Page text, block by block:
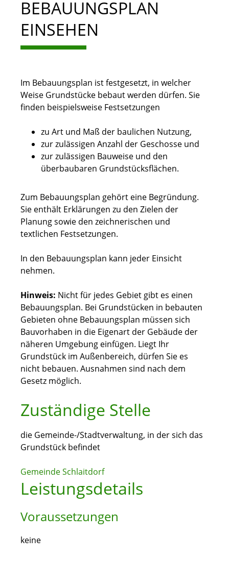
BEBAUUNGSPLAN
EINSEHEN
Im Bebauungsplan ist festgesetzt, in welcher
Weise Grundstücke bebaut werden dürfen. Sie
finden beispielsweise Festsetzungen
zu Art und Maß der baulichen Nutzung,
zur zulässigen Anzahl der Geschosse und
zur zulässigen Bauweise und den
überbaubaren Grundstücksflächen.
Zum Bebauungsplan gehört eine Begründung.
Sie enthält Erklärungen zu den Zielen der
Planung sowie den zeichnerischen und
textlichen Festsetzungen.
In den Bebauungsplan kann jeder Einsicht
nehmen.
Hinweis: Nicht für jedes Gebiet gibt es einen
Bebauungsplan. Bei Grundstücken in bebauten
Gebieten ohne Bebauungsplan müssen sich
Bauvorhaben in die Eigenart der Gebäude der
näheren Umgebung einfügen. Liegt Ihr
Grundstück im Außenbereich, dürfen Sie es
nicht bebauen. Ausnahmen sind nach dem
Gesetz möglich.
Zuständige Stelle
die Gemeinde-/Stadtverwaltung, in der sich das
Grundstück befindet
Gemeinde Schlaitdorf
Leistungsdetails
Voraussetzungen
keine